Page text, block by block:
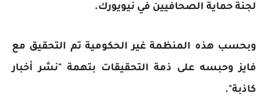
لجنة حماية الصحافيين في نيويورك.
وبحسب هذه المنظمة غير الحكومية تم التحقيق مع
فايز وحبسه على ذمة التحقيقات بتهمة "نشر أخبار
كاذبة".